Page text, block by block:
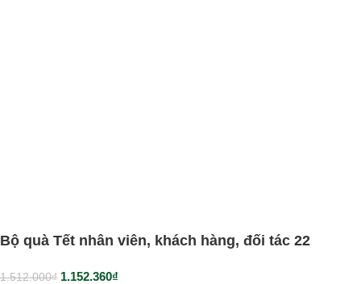
Bộ quà Tết nhân viên, khách hàng, đối tác 22
1.512.000₫ 1.152.360₫